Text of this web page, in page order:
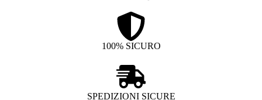
100% SICURO
SPEDIZIONI SICURE